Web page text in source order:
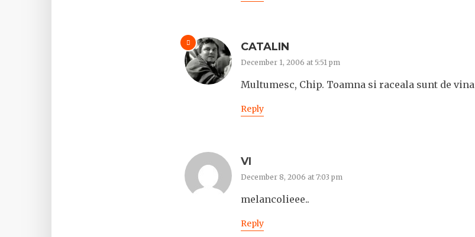
CATALIN
December 1, 2006 at 5:51 pm
Multumesc, Chip. Toamna si raceala sunt de vina
Reply
VI
December 8, 2006 at 7:03 pm
melancolieee..
Reply